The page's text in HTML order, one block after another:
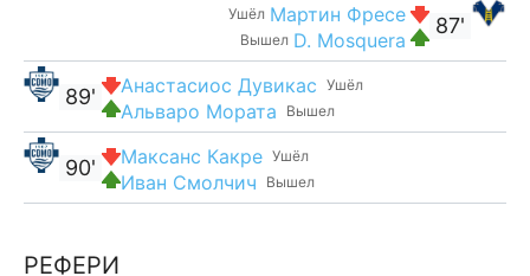
87'
Ушёл Мартин Фресе
Вышел D. Mosquera
Ушёл
Анастасиос Дувикас
Вышел
Альваро Мората
89'
Ушёл
Максанс Какре
Вышел
Иван Смолчич
90'
РЕФЕРИ